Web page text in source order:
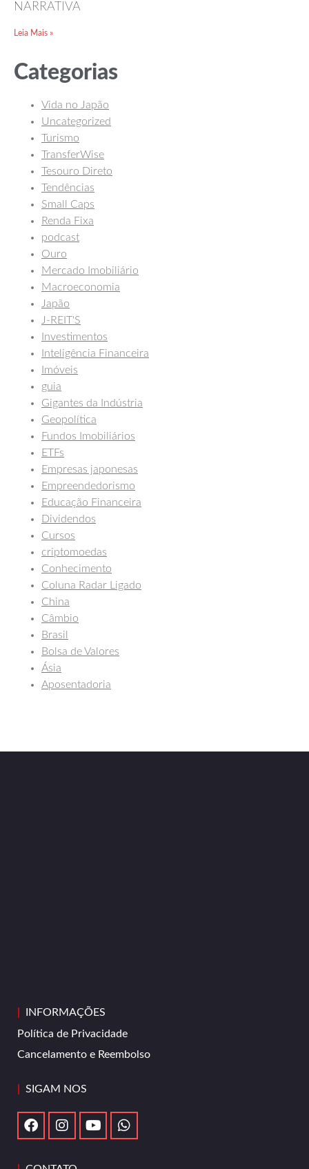
NARRATIVA
Leia Mais »
Categorias
Vida no Japão
Uncategorized
Turismo
TransferWise
Tesouro Direto
Tendências
Small Caps
Renda Fixa
podcast
Ouro
Mercado Imobiliário
Macroeconomia
Japão
J-REIT'S
Investimentos
Inteligência Financeira
Imóveis
guia
Gigantes da Indústria
Geopolítica
Fundos Imobiliários
ETFs
Empresas japonesas
Empreendedorismo
Educação Financeira
Dividendos
Cursos
criptomoedas
Conhecimento
Coluna Radar Ligado
China
Câmbio
Brasil
Bolsa de Valores
Ásia
Aposentadoria
INFORMAÇÕES
Política de Privacidade
Cancelamento e Reembolso
SIGAM NOS